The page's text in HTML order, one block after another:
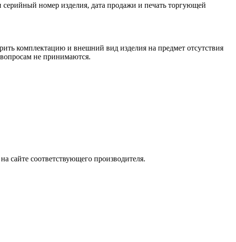
номер изделия, дата продажи и печать торгующей
комплектацию и внешний вид изделия на предмет отсутствия
не принимаются.
сайте соответствующего производителя.